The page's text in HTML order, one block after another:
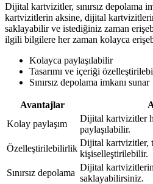
Dijital kartvizitler, sınırsız depolama
kartvizitlerin aksine, dijital
saklayabilir ve istediğiniz zaman
ilgili bilgilere her zaman kolayca
Kolayca paylaşılabilir
Tasarımı ve içeriği
Sınırsız depolama imkanı sunar
Avantajlar
Kolay paylaşım
Dijital kartvizitler
paylaşılabilir.
Özelleştirilebilirlik
Dijital kartvizitler,
kişiselleştirilebilir.
Sınırsız depolama
Dijital
saklayabilirsiniz.